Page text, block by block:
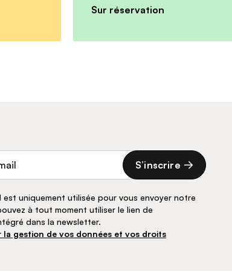
Sur réservation
S’inscrire
est uniquement utilisée pour vous envoyer notre
à tout moment utiliser le lien de
dans la newsletter.
la gestion de vos données et vos droits